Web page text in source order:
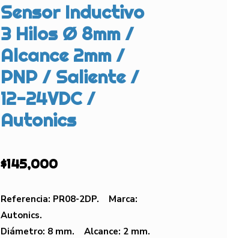
Sensor Inductivo
3 Hilos Ø 8mm /
Alcance 2mm /
PNP / Saliente /
12-24VDC /
Autonics
$145,000
Referencia: PR08-2DP. Marca:
Autonics.
Diámetro: 8 mm. Alcance: 2 mm.